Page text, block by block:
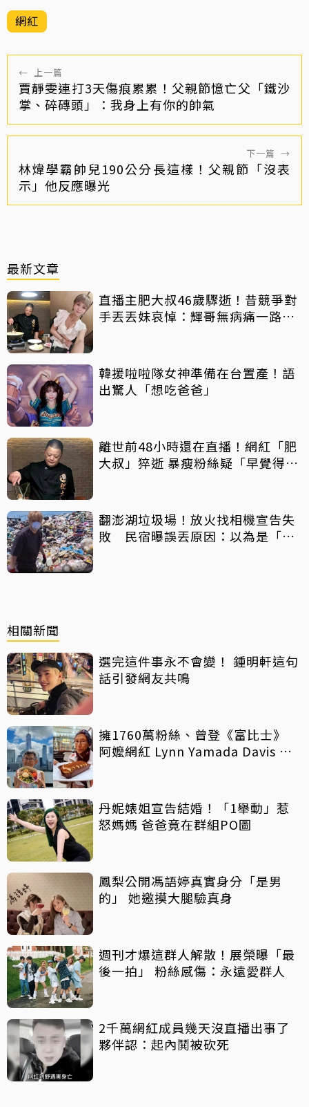
網紅
← 上一篇
賈靜雯連打3天傷痕累累！父親節憶亡父「鐵沙
掌、碎磚頭」：我身上有你的帥氣
下一篇 →
林煒學霸帥兒190公分長這樣！父親節「沒表
示」他反應曝光
最新文章
直播主肥大叔46歲驟逝！昔競爭對
手丟丟妹哀悼：輝哥無病痛一路好
韓援啦啦隊女神準備在台置產！語
出驚人「想吃爸爸」
離世前48小時還在直播！網紅「肥
大叔」猝逝 暴瘦粉絲疑「早覺得不
翻澎湖垃圾場！放火找相機宣告失
敗 民宿曝誤丟原因：以為是「按
相關新聞
選完這件事永不會變！ 鍾明軒這句
話引發網友共鳴
擁1760萬粉絲、曾登《富比士》
阿嬤網紅 Lynn Yamada Davis 驚
丹妮婊姐宣告結婚！「1舉動」惹
怒媽媽 爸爸竟在群組PO圖
鳳梨公開馮語婷真實身分「是男
的」 她邀摸大腿驗真身
週刊才爆這群人解散！展榮曝「最
後一拍」 粉絲感傷：永遠愛群人
2千萬網紅成員幾天沒直播出事了
夥伴認：起內鬨被砍死